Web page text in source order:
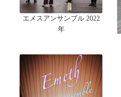
エメスアンサンブル 2022
年